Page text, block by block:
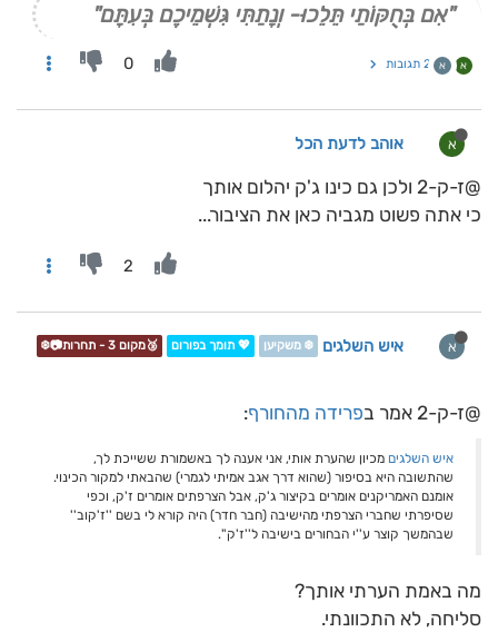
"אִם בְּחֻקּוֹתַי תֵּלֵכוּ- וְנָתַתִּי גִּשְׁמֵיכֶם בְּעִתָּם"
א א 2 תגובות 0
א אוהב לדעת הכל
@ז-ק-2 ולכן גם כינו ג'ק יהלום אותך
כי אתה פשוט מגביה כאן את הציבור...
2
א איש השלגים ❄️ משקיען 💖 תומך בפורום 🥉מקום 3 - תחרות📷❄️
@ז-ק-2 אמר ב פרידה מהחורף:
איש השלגים מכיון שהערת אותי, אני אענה לך באשמורת ששייכת לך,
שהתשובה היא בסיפור (שהוא דרך אגב אמיתי לגמרי) שהבאתי למקור הכינוי.
אומנם האמריקנים אומרים בקיצור ג'ק, אבל הצרפתים אומרים ז'ק, וכפי
שסיפרתי שחברי הצרפתי מהישיבה (חבר חדר) היה קורא לי בשם ''ז'קוב''
שבהמשך קוצר ע''י הבחורים בישיבה ל''ז'ק''.
מה באמת הערתי אותך?
סליחה, לא התכוונתי.